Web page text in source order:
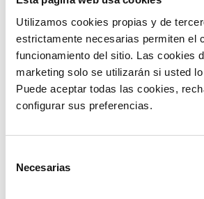
Utilizamos cookies propias y de
estrictamente necesarias permiten el
funcionamiento del sitio. Las cookies
marketing solo se utilizarán si usted
Puede aceptar todas las cookies,
configurar sus preferencias.
Necesarias
Nuevas reglas para
comprobantes
Ecuador
La forma como se anulan las
comprobantes de retención y los
un giro interesante. Entérate de
LEER MÁS »